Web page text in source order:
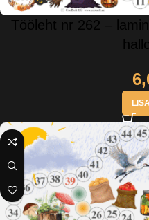
Tööleht nr 262 –